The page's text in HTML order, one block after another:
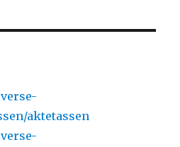
aktetassen